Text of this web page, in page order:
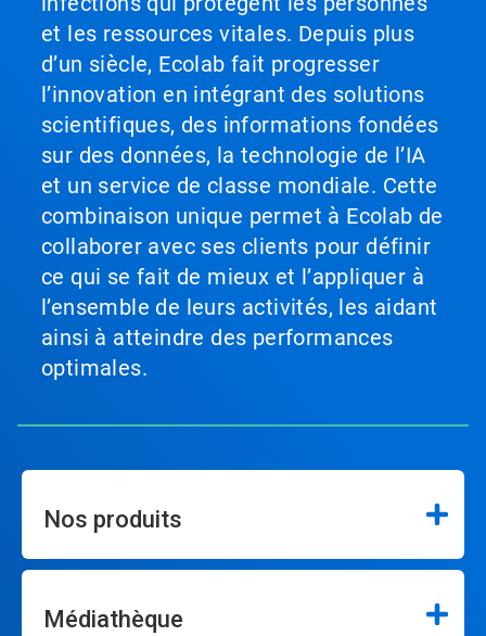
et les ressources vitales. Depuis plus
d’un siècle, Ecolab fait progresser
l’innovation en intégrant des solutions
scientifiques, des informations fondées
sur des données, la technologie de l’IA
et un service de classe mondiale. Cette
combinaison unique permet à Ecolab de
collaborer avec ses clients pour définir
ce qui se fait de mieux et l’appliquer à
l’ensemble de leurs activités, les aidant
ainsi à atteindre des performances
optimales.
Nos produits
Médiathèque